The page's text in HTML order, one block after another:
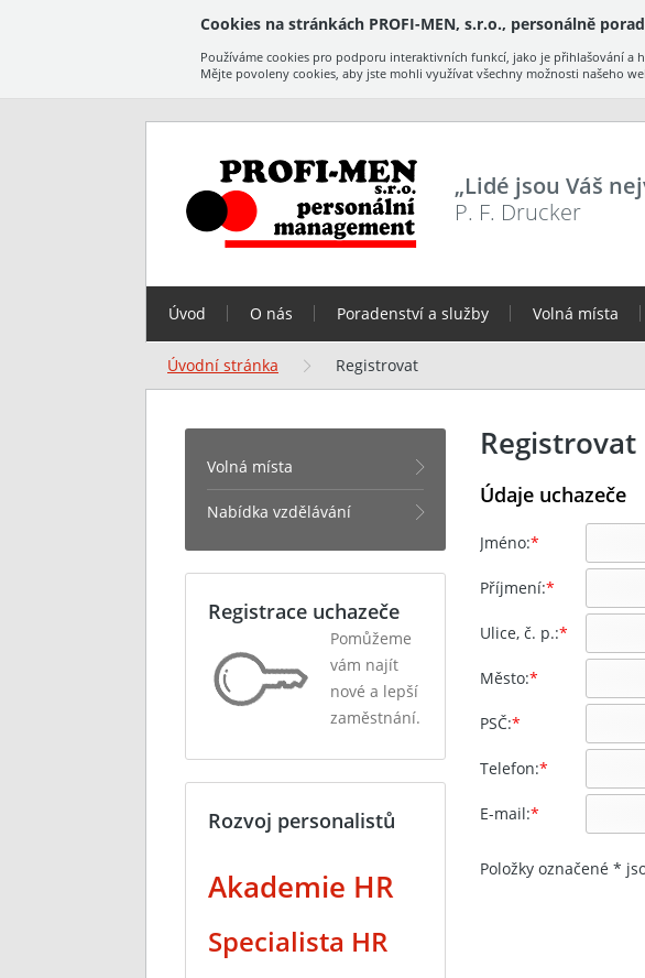
Cookies na stránkách PROFI-MEN, s.r.o., personálně
Používáme cookies pro podporu interaktivních funkcí, jako je přihlašování
Mějte povoleny cookies, aby jste mohli využívat všechny možnosti našeho
„Lidé jsou Váš
P. F. Drucker
Úvod O nás Poradenství a služby Volná místa
Úvodní stránka Registrovat
Registrovat
Údaje uchazeče
Jméno:*
Příjmení:*
Ulice, č. p.:*
Město:*
PSČ:*
Telefon:*
E-mail:*
Položky označené *
Volná místa
Nabídka vzdělávání
Registrace uchazeče
Pomůžeme
vám najít
nové a lepší
zaměstnání.
Rozvoj personalistů
Akademie HR
Specialista HR